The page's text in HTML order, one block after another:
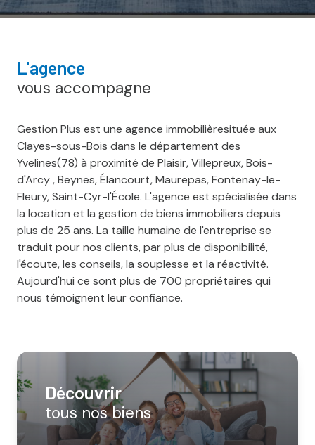
découvrir
tous nos biens
l'agence
vous accompagne
Gestion Plus est une agence immobilièresituée aux
Clayes-sous-Bois dans le département des
Yvelines(78) à proximité de Plaisir, Villepreux, Bois-
d'Arcy , Beynes, Élancourt, Maurepas, Fontenay-le-
Fleury, Saint-Cyr-l'École. L'agence est spécialisée dans
la location et la gestion de biens immobiliers depuis
plus de 25 ans. La taille humaine de l'entreprise se
traduit pour nos clients, par plus de disponibilité,
l'écoute, les conseils, la souplesse et la réactivité.
Aujourd'hui ce sont plus de 700 propriétaires qui
nous témoignent leur confiance.